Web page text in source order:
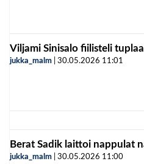
Viljami Sinisalo fiilisteli tuplaa
jukka_malm 30.05.2026 11:01
Berat Sadik laittoi nappulat
jukka_malm 30.05.2026 11:00